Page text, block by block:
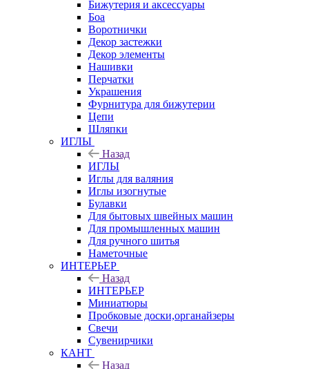
Бижутерия и аксессуары
Боа
Воротнички
Декор застежки
Декор элементы
Нашивки
Перчатки
Украшения
Фурнитура для бижутерии
Цепи
Шляпки
ИГЛЫ
Назад
ИГЛЫ
Иглы для валяния
Иглы изогнутые
Булавки
Для бытовых швейных машин
Для промышленных машин
Для ручного шитья
Наметочные
ИНТЕРЬЕР
Назад
ИНТЕРЬЕР
Миниатюры
Пробковые доски,органайзеры
Свечи
Сувенирчики
КАНТ
Назад